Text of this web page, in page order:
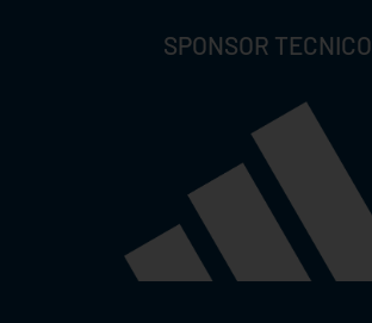
SPONSOR TECNICO